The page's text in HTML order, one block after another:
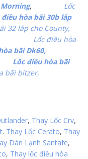
,
Lốc
điều hòa bãi 30b lắp
32 lắp cho County,
Lốc điều hòa
bãi Dk60,
Lốc điều hòa bãi
bãi bitzer,
, Thay Lốc Crv,
. Thay Lốc Cerato, Thay
Dàn Lạnh Santafe,
, Thay lốc điều hòa